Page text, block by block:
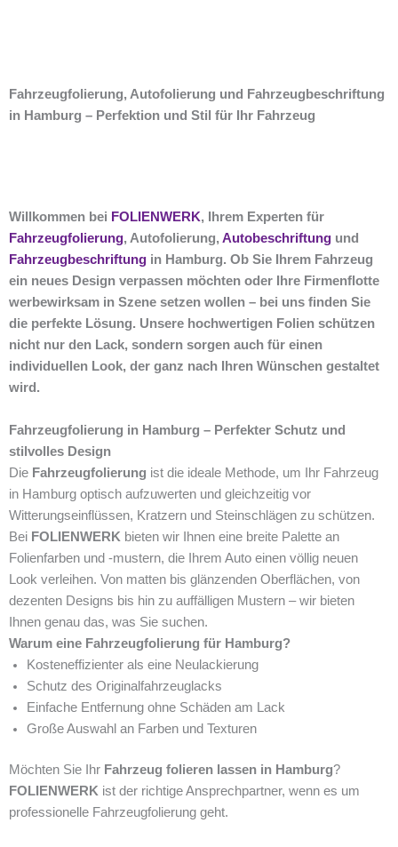
Fahrzeugfolierung, Autofolierung und Fahrzeugbeschriftung
in Hamburg – Perfektion und Stil für Ihr Fahrzeug
Willkommen bei FOLIENWERK, Ihrem Experten für
Fahrzeugfolierung, Autofolierung, Autobeschriftung und
Fahrzeugbeschriftung in Hamburg. Ob Sie Ihrem Fahrzeug
ein neues Design verpassen möchten oder Ihre Firmenflotte
werbewirksam in Szene setzen wollen – bei uns finden Sie
die perfekte Lösung. Unsere hochwertigen Folien schützen
nicht nur den Lack, sondern sorgen auch für einen
individuellen Look, der ganz nach Ihren Wünschen gestaltet
wird.
Fahrzeugfolierung in Hamburg – Perfekter Schutz und
stilvolles Design
Die Fahrzeugfolierung ist die ideale Methode, um Ihr Fahrzeug
in Hamburg optisch aufzuwerten und gleichzeitig vor
Witterungseinflüssen, Kratzern und Steinschlägen zu schützen.
Bei FOLIENWERK bieten wir Ihnen eine breite Palette an
Folienfarben und -mustern, die Ihrem Auto einen völlig neuen
Look verleihen. Von matten bis glänzenden Oberflächen, von
dezenten Designs bis hin zu auffälligen Mustern – wir bieten
Ihnen genau das, was Sie suchen.
Warum eine Fahrzeugfolierung für Hamburg?
Kosteneffizienter als eine Neulackierung
Schutz des Originalfahrzeuglacks
Einfache Entfernung ohne Schäden am Lack
Große Auswahl an Farben und Texturen
Möchten Sie Ihr Fahrzeug folieren lassen in Hamburg?
FOLIENWERK ist der richtige Ansprechpartner, wenn es um
professionelle Fahrzeugfolierung geht.